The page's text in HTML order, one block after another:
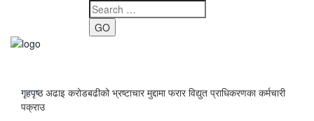
GO
गृहपृष्ठअढाइ करोडबढीको भ्रष्टाचार मुद्दामा फरार विद्युत प्राधिकरणका कर्मचारी
पक्राउ